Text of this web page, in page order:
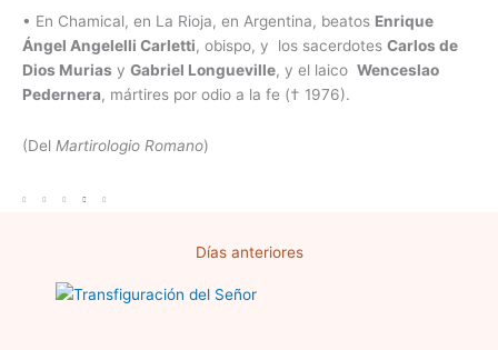
• En Chamical, en La Rioja, en Argentina, beatos Enrique
Ángel Angelelli Carletti, obispo, y los sacerdotes Carlos de
Dios Murias y Gabriel Longueville, y el laico Wenceslao
Pedernera, mártires por odio a la fe († 1976).
(Del Martirologio Romano)
Días anteriores
Página
PáginaPágina